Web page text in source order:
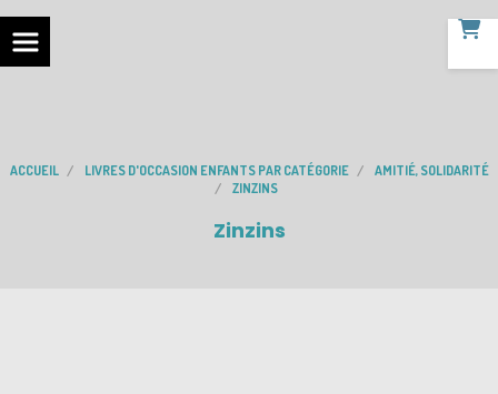
ACCUEIL LIVRES D'OCCASION ENFANTS PAR CATÉGORIE
AMITIÉ, SOLIDARITÉ
ZINZINS
Zinzins